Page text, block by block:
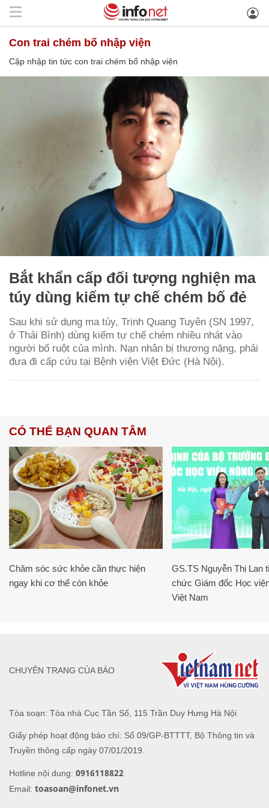
con trai chém bố nhập viện
Cập nhập tin tức con trai chém bố nhập viện
Bắt khẩn cấp đối tượng nghiện ma
túy dùng kiếm tự chế chém bố đẻ
Sau khi sử dụng ma túy, Trịnh Quang Tuyên (SN 1997,
ở Thái Bình) dùng kiếm tự chế chém nhiều nhát vào
người bố ruột của mình. Nạn nhân bị thương nặng, phải
đưa đi cấp cứu tại Bệnh viện Việt Đức (Hà Nội).
CÓ THỂ BẠN QUAN TÂM
Chăm sóc sức khỏe cần thực hiện
ngay khi cơ thể còn khỏe
GS.TS Nguyễn Thị Lan
chức Giám đốc Học
Việt Nam
Tòa soạn: Tòa nhà Cục Tần Số, 115 Trần Duy Hưng Hà Nội
Giấy phép hoạt động báo chí: Số 09/GP-BTTTT, Bộ Thông tin và
Truyền thông cấp ngày 07/01/2019.
Hotline nội dung: 0916118822
Email: toasoan@infonet.vn
CHUYÊN TRANG CỦA BÁO